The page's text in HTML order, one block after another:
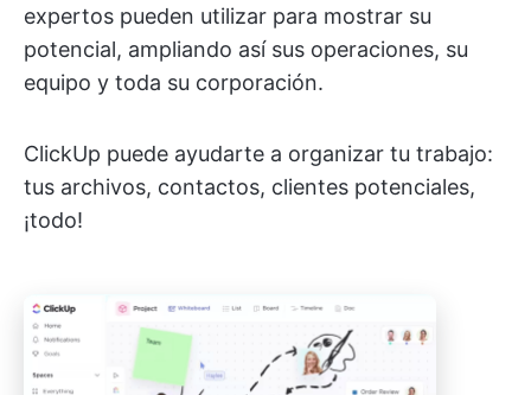
expertos pueden utilizar para mostrar su
potencial, ampliando así sus operaciones, su
equipo y toda su corporación.
ClickUp puede ayudarte a organizar tu trabajo:
tus archivos, contactos, clientes potenciales,
¡todo!